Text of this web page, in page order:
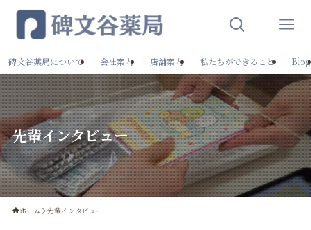
碑文谷薬局について 会社案内 店舗案内 私たちができること Blog
先輩インタビュー
ホーム 先輩インタビュー